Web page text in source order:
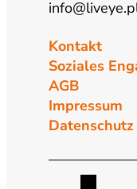
Kontakt
Soziales
AGB
Impressum
Datenschutz